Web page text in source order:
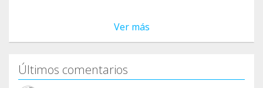
Ver más
Últimos comentarios